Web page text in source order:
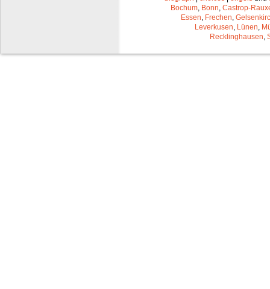
Bochum, Bonn, Castrop-
Essen, Frechen,
Leverkusen, Lünen,
Recklinghausen,